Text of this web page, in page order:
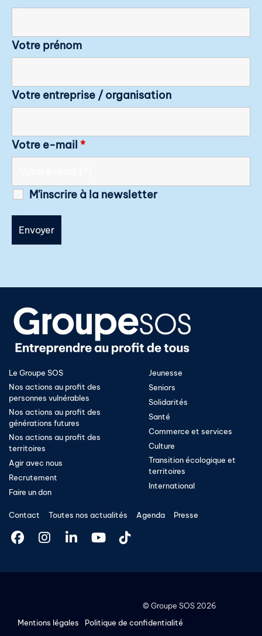
Votre prénom
Votre entreprise / organisation
Votre e-mail *
M'inscrire à la newsletter
Le Groupe SOS
Nos actions au profit des
personnes vulnérables
Nos actions au profit des
générations futures
Nos actions au profit des
territoires
Agir avec nous
Recrutement
Faire un don
Jeunesse
Seniors
Solidarités
Santé
Commerce et services
Culture
Transition écologique et
territoires​
International
Contact Toutes nos actualités Agenda Presse
© Groupe SOS 2026
Mentions légales
Politique de confidentialité